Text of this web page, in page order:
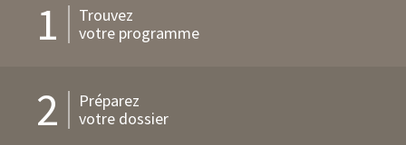
1
Trouvez
votre programme
2
Préparez
votre dossier